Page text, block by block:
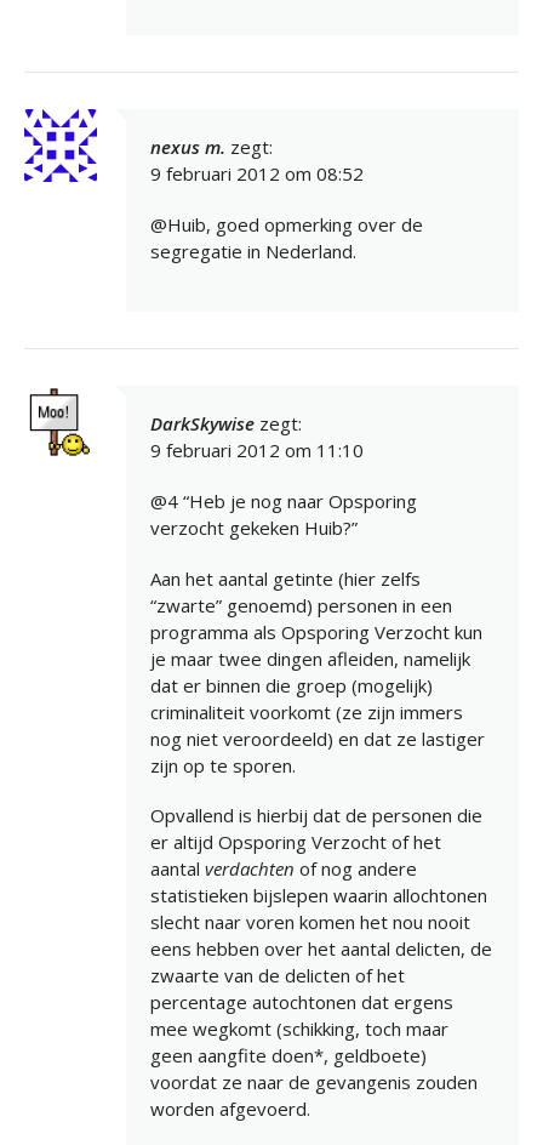
nexus m. zegt:
9 februari 2012 om 08:52
@Huib, goed opmerking over de
segregatie in Nederland.
DarkSkywise zegt:
9 februari 2012 om 11:10
@4 “Heb je nog naar Opsporing
verzocht gekeken Huib?”
Aan het aantal getinte (hier zelfs
“zwarte” genoemd) personen in een
programma als Opsporing Verzocht kun
je maar twee dingen afleiden, namelijk
dat er binnen die groep (mogelijk)
criminaliteit voorkomt (ze zijn immers
nog niet veroordeeld) en dat ze lastiger
zijn op te sporen.
Opvallend is hierbij dat de personen die
er altijd Opsporing Verzocht of het
aantal verdachten of nog andere
statistieken bijslepen waarin allochtonen
slecht naar voren komen het nou nooit
eens hebben over het aantal delicten, de
zwaarte van de delicten of het
percentage autochtonen dat ergens
mee wegkomt (schikking, toch maar
geen aangfite doen*, geldboete)
voordat ze naar de gevangenis zouden
worden afgevoerd.